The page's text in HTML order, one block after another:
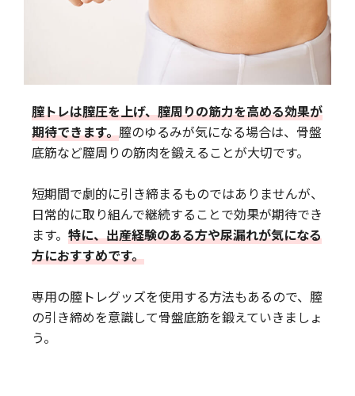
膣トレは膣圧を上げ、膣周りの筋力を高める効果が
期待できます。膣のゆるみが気になる場合は、骨盤
底筋など膣周りの筋肉を鍛えることが大切です。
短期間で劇的に引き締まるものではありませんが、
日常的に取り組んで継続することで効果が期待でき
ます。 特に、出産経験のある方や尿漏れが気になる
方におすすめです。
専用の膣トレグッズを使用する方法もあるので、膣
の引き締めを意識して骨盤底筋を鍛えていきましょ
う。